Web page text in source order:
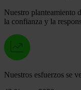
Nuestro planteamiento
la confianza y la
Nuestros esfuerzos se